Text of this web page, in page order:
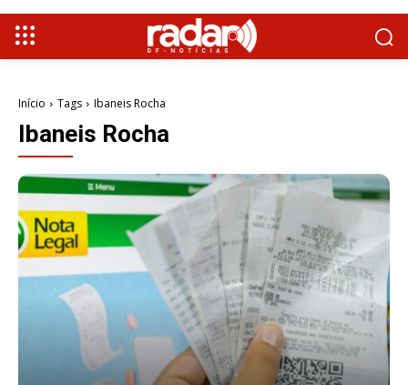
Início Tags Ibaneis Rocha
Ibaneis Rocha